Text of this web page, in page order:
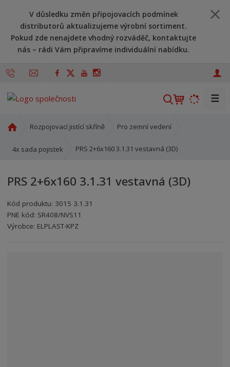
V důsledku změn připojovacích podmínek
distributorů aktualizujeme výrobní sortiment.
Pokud zde nenajdete vhodný rozváděč, kontaktujte
nás – rádi Vám připravíme individuální nabídku.
V
e
t
☰
o
í
t
r
a
Rozpojovací jistící skříně Pro zemní vedení
4x sada pojistek PRS 2+6x160 3.1.31 vestavná (3D)
PRS 2+6x160 3.1.31 vestavná (3D)
Kód produktu: 3015 3.1.31
PNE kód: SR408/NVS11
Kód výrobce: 8595208601323
Kód dodavatele:8595208601323
Výrobce: ELPLAST-KPZ